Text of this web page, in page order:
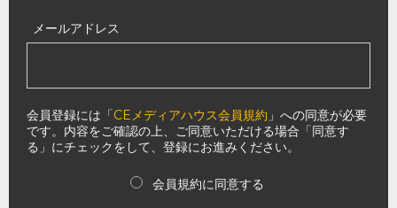
メールアドレス
会員登録には「CEメディアハウス会員規約 」への同意が必要
です。内容をご確認の上、ご同意いただける場合「同意す
る」にチェックをして、登録にお進みください。
会員規約に同意する